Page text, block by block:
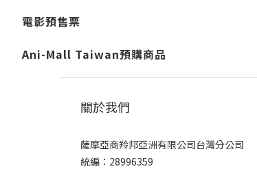
電影預售票
Ani-Mall Taiwan預購商品
關於我們
薩摩亞商羚邦亞洲有限公司台灣分公司
統編：28996359